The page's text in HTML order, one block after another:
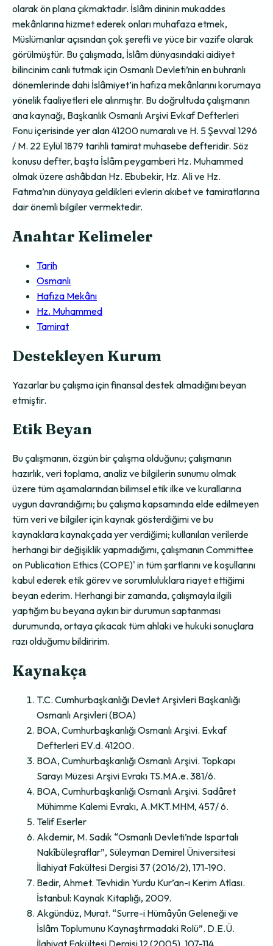
olarak ön plana çıkmaktadır. İslâm dininin mukaddes
mekânlarına hizmet ederek onları muhafaza etmek,
Müslümanlar açısından çok şerefli ve yüce bir vazife olarak
görülmüştür. Bu çalışmada, İslâm dünyasındaki aidiyet
bilincinim canlı tutmak için Osmanlı Devleti’nin en buhranlı
dönemlerinde dahi İslâmiyet’in hafıza mekânlarını korumaya
yönelik faaliyetleri ele alınmıştır. Bu doğrultuda çalışmanın
ana kaynağı, Başkanlık Osmanlı Arşivi Evkaf Defterleri
Fonu içerisinde yer alan 41200 numaralı ve H. 5 Şevval 1296
/ M. 22 Eylül 1879 tarihli tamirat muhasebe defteridir. Söz
konusu defter, başta İslâm peygamberi Hz. Muhammed
olmak üzere ashâbdan Hz. Ebubekir, Hz. Ali ve Hz.
Fatıma’nın dünyaya geldikleri evlerin akıbet ve tamiratlarına
dair önemli bilgiler vermektedir.
Anahtar Kelimeler
Tarih
Osmanlı
Hafıza Mekânı
Hz. Muhammed
Tamirat
Destekleyen Kurum
Yazarlar bu çalışma için finansal destek almadığını beyan
etmiştir.
Etik Beyan
Bu çalışmanın, özgün bir çalışma olduğunu; çalışmanın
hazırlık, veri toplama, analiz ve bilgilerin sunumu olmak
üzere tüm aşamalarından bilimsel etik ilke ve kurallarına
uygun davrandığımı; bu çalışma kapsamında elde edilmeyen
tüm veri ve bilgiler için kaynak gösterdiğimi ve bu
kaynaklara kaynakçada yer verdiğimi; kullanılan verilerde
herhangi bir değişiklik yapmadığımı, çalışmanın Committee
on Publication Ethics (COPE)' in tüm şartlarını ve koşullarını
kabul ederek etik görev ve sorumluluklara riayet ettiğimi
beyan ederim. Herhangi bir zamanda, çalışmayla ilgili
yaptığım bu beyana aykırı bir durumun saptanması
durumunda, ortaya çıkacak tüm ahlaki ve hukuki sonuçlara
razı olduğumu bildiririm.
Kaynakça
T.C. Cumhurbaşkanlığı Devlet Arşivleri Başkanlığı
Osmanlı Arşivleri (BOA)
BOA, Cumhurbaşkanlığı Osmanlı Arşivi. Evkaf
Defterleri EV.d. 41200.
BOA, Cumhurbaşkanlığı Osmanlı Arşivi. Topkapı
Sarayı Müzesi Arşivi Evrakı TS.MA.e. 381/6.
BOA, Cumhurbaşkanlığı Osmanlı Arşivi. Sadâret
Mühimme Kalemi Evrakı, A.MKT.MHM, 457/ 6.
Telif Eserler
Akdemir, M. Sadık “Osmanlı Devleti’nde Ispartalı
Nakîbüleşraflar”, Süleyman Demirel Üniversitesi
İlahiyat Fakültesi Dergisi 37 (2016/2), 171-190.
Bedir, Ahmet. Tevhidin Yurdu Kur’an-ı Kerim Atlası.
İstanbul: Kaynak Kitaplığı, 2009.
Akgündüz, Murat. “Surre-i Hümâyûn Geleneği ve
İslâm Toplumunu Kaynaştırmadaki Rolü”. D.E.Ü.